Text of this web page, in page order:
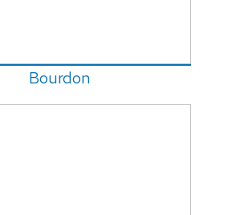
Bourdon